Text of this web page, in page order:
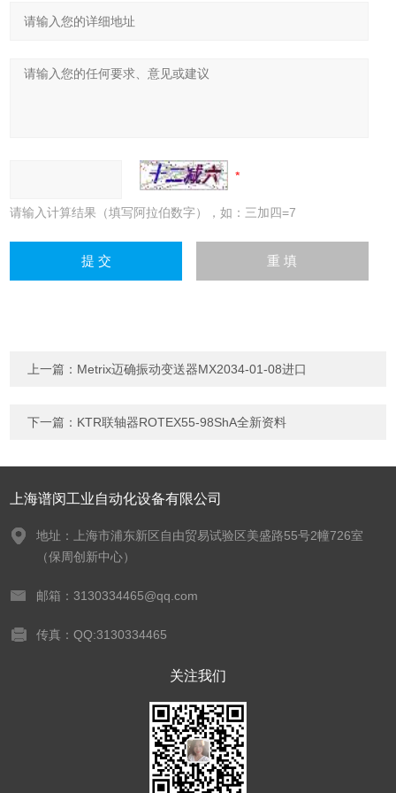
请输入计算结果（填写阿拉伯数字），如：三加四=7
上一篇： Metrix迈确振动变送器MX2034-01-08进口
下一篇： KTR联轴器ROTEX55-98ShA全新资料
上海谱闵工业自动化设备有限公司
地址：上海市浦东新区自由贸易试验区美盛路55号2幢726室
（保周创新中心）
邮箱：3130334465@qq.com
传真：QQ:3130334465
关注我们